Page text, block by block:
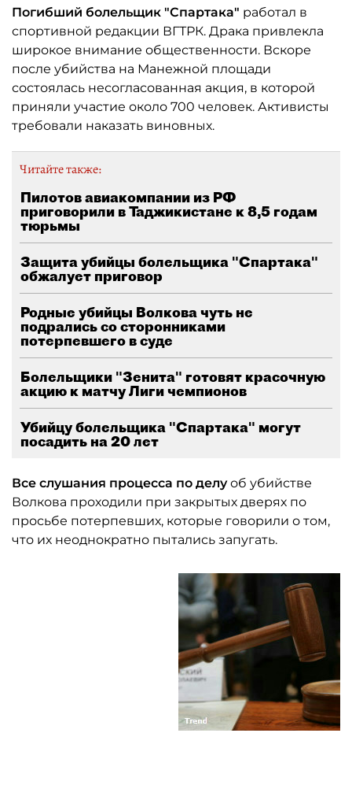
Погибший болельщик "Спартака" работал в
спортивной редакции ВГТРК. Драка привлекла
широкое внимание общественности. Вскоре
после убийства на Манежной площади
состоялась несогласованная акция, в которой
приняли участие около 700 человек. Активисты
требовали наказать виновных.
Читайте также:
Пилотов авиакомпании из РФ
приговорили в Таджикистане к 8,5 годам
тюрьмы
Защита убийцы болельщика "Спартака"
обжалует приговор
Родные убийцы Волкова чуть не
подрались со сторонниками
потерпевшего в суде
Болельщики "Зенита" готовят красочную
акцию к матчу Лиги чемпионов
Убийцу болельщика "Спартака" могут
посадить на 20 лет
Все слушания процесса по делуоб убийстве
Волкова проходили при закрытых дверях по
просьбе потерпевших, которые говорили о том,
что их неоднократно пытались запугать.